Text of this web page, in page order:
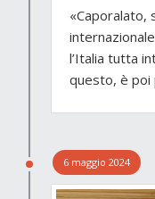
l’Italia tutta
questo, è poi
6 maggio 2024